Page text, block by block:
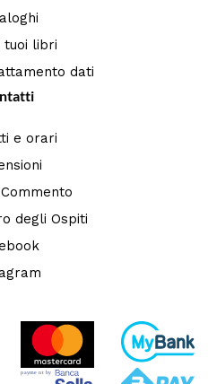
tuoi libri
dati
e orari
degli Ospiti